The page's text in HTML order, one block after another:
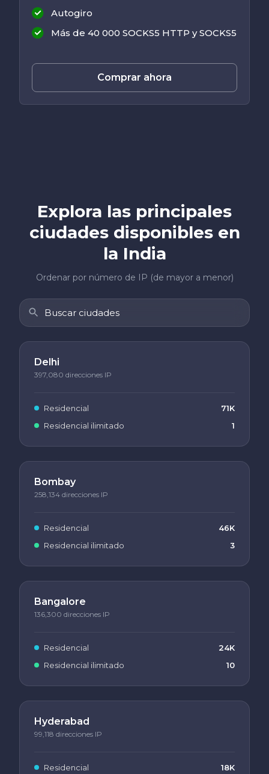
Autogiro
Más de 40 000 SOCKS5 HTTP y SOCKS5
Comprar ahora
Explora las principales
ciudades disponibles en
la India
Ordenar por número de IP (de mayor a menor)
Delhi
397,080 direcciones IP
Residencial
71K
Residencial ilimitado
1
Bombay
258,134 direcciones IP
Residencial
46K
Residencial ilimitado
3
Bangalore
136,300 direcciones IP
Residencial
24K
Residencial ilimitado
10
Hyderabad
99,118 direcciones IP
Residencial 18K